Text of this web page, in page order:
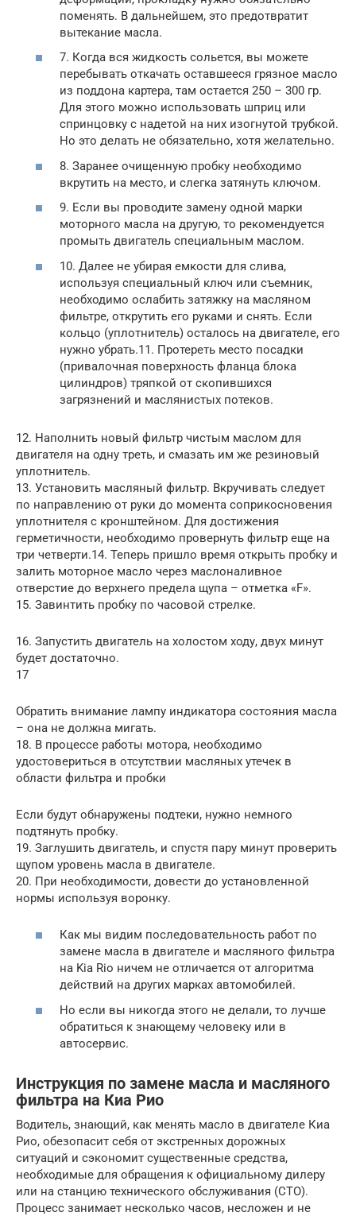
поменять. В дальнейшем, это предотвратит
вытекание масла.
7. Когда вся жидкость сольется, вы можете
перебывать откачать оставшееся грязное масло
из поддона картера, там остается 250 – 300 гр.
Для этого можно использовать шприц или
спринцовку с надетой на них изогнутой трубкой.
Но это делать не обязательно, хотя желательно.
8. Заранее очищенную пробку необходимо
вкрутить на место, и слегка затянуть ключом.
9. Если вы проводите замену одной марки
моторного масла на другую, то рекомендуется
промыть двигатель специальным маслом.
10. Далее не убирая емкости для слива,
используя специальный ключ или съемник,
необходимо ослабить затяжку на масляном
фильтре, открутить его руками и снять. Если
кольцо (уплотнитель) осталось на двигателе, его
нужно убрать.11. Протереть место посадки
(привалочная поверхность фланца блока
цилиндров) тряпкой от скопившихся
загрязнений и маслянистых потеков.
12. Наполнить новый фильтр чистым маслом для
двигателя на одну треть, и смазать им же резиновый
уплотнитель.
13. Установить масляный фильтр. Вкручивать следует
по направлению от руки до момента соприкосновения
уплотнителя с кронштейном. Для достижения
герметичности, необходимо провернуть фильтр еще на
три четверти.14. Теперь пришло время открыть пробку и
залить моторное масло через маслоналивное
отверстие до верхнего предела щупа – отметка «F».
15. Завинтить пробку по часовой стрелке.
16. Запустить двигатель на холостом ходу, двух минут
будет достаточно.
17
Обратить внимание лампу индикатора состояния масла
– она не должна мигать.
18. В процессе работы мотора, необходимо
удостовериться в отсутствии масляных утечек в
области фильтра и пробки
Если будут обнаружены подтеки, нужно немного
подтянуть пробку.
19. Заглушить двигатель, и спустя пару минут проверить
щупом уровень масла в двигателе.
20. При необходимости, довести до установленной
нормы используя воронку.
Как мы видим последовательность работ по
замене масла в двигателе и масляного фильтра
на Kia Rio ничем не отличается от алгоритма
действий на других марках автомобилей.
Но если вы никогда этого не делали, то лучше
обратиться к знающему человеку или в
автосервис.
Инструкция по замене масла и масляного
фильтра на Киа Рио
Водитель, знающий, как менять масло в двигателе Киа
Рио, обезопасит себя от экстренных дорожных
ситуаций и сэкономит существенные средства,
необходимые для обращения к официальному дилеру
или на станцию технического обслуживания (СТО).
Процесс занимает несколько часов, несложен и не